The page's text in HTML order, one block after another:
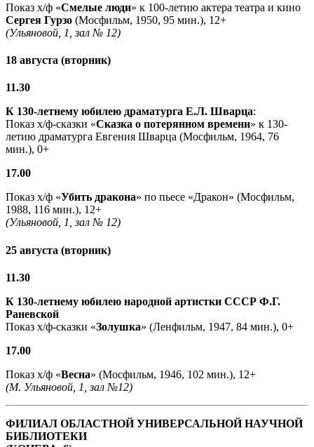
Показ х/ф «Смелые люди» к 100-летию актера театра и кино
Сергея Гурзо (Мосфильм, 1950, 95 мин.), 12+
(Ульяновой, 1, зал № 12)
18 августа (вторник)
11.30
К 130-летнему юбилею драматурга Е.Л. Шварца:
Показ х/ф-сказки «Сказка о потерянном времени» к 130-
летию драматурга Евгения Шварца (Мосфильм, 1964, 76
мин.), 0+
17.00
Показ х/ф «Убить дракона» по пьесе «Дракон» (Мосфильм,
1988, 116 мин.), 12+
(Ульяновой, 1, зал № 12)
25 августа (вторник)
11.30
К 130-летнему юбилею народной артистки СССР Ф.Г.
Раневской
Показ х/ф-сказки «Золушка» (Ленфильм, 1947, 84 мин.), 0+
17.00
Показ х/ф «Весна» (Мосфильм, 1946, 102 мин.), 12+
(М. Ульяновой, 1, зал №12)
ФИЛИАЛ ОБЛАСТНОЙ УНИВЕРСАЛЬНОЙ НАУЧНОЙ
БИБЛИОТЕКИ